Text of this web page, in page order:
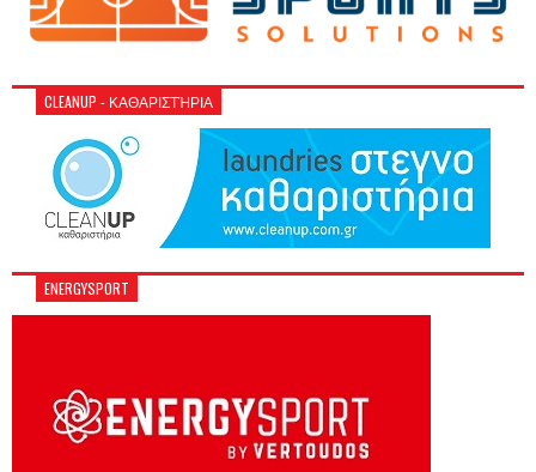
CLEANUP - ΚΑΘΑΡΙΣΤΉΡΙΑ
ENERGYSPORT